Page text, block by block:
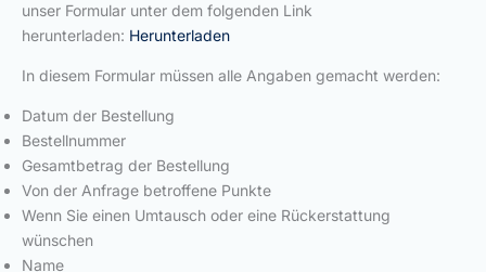
unser Formular unter dem folgenden Link
herunterladen: Herunterladen
In diesem Formular müssen alle Angaben gemacht werden:
Datum der Bestellung
Bestellnummer
Gesamtbetrag der Bestellung
Von der Anfrage betroffene Punkte
Wenn Sie einen Umtausch oder eine Rückerstattung
wünschen
Name